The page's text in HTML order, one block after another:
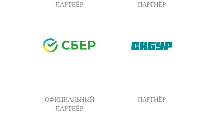
ПАРТНЁР
ПАРТНЁР
ОФИЦИАЛЬНЫЙ
ПАРТНЁР
ПАРТНЁР